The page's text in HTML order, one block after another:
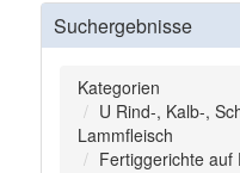
Suchergebnisse
Kategorien
U Rind-, Kalb-,
Lammfleisch
Fertiggerichte auf